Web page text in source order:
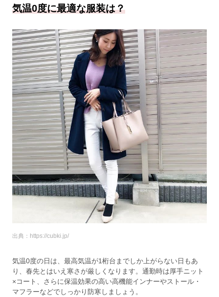
気温0度に最適な服装は？
出典：https://cubki.jp/
気温0度の日は、最高気温が1桁台までしか上がらない日もあ
り、春先とはいえ寒さが厳しくなります。通勤時は厚手ニット
×コート、さらに保温効果の高い高機能インナーやストール・
マフラーなどでしっかり防寒しましょう。